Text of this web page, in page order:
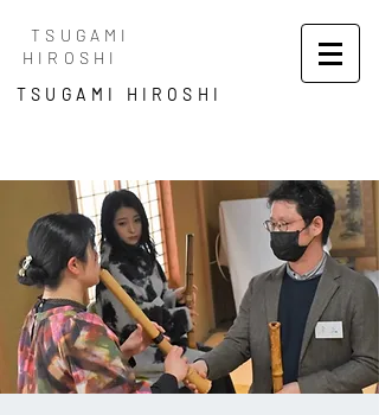
TSUGAMI
HIROSHI
TSUGAMI HIROSHI